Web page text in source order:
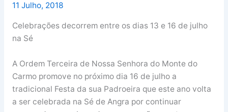
11 Julho, 2018
Celebrações decorrem entre os dias 13 e 16 de julho
na Sé
A Ordem Terceira de Nossa Senhora do Monte do
Carmo promove no próximo dia 16 de julho a
tradicional Festa da sua Padroeira que este ano volta
a ser celebrada na Sé de Angra por continuar